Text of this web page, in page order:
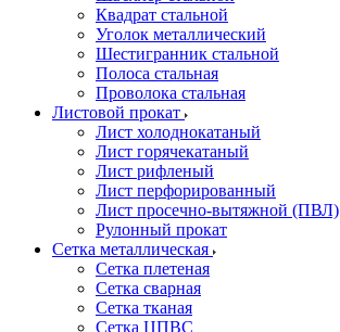
Квадрат стальной
Уголок металлический
Шестигранник стальной
Полоса стальная
Проволока стальная
Листовой прокат
Лист холоднокатаный
Лист горячекатаный
Лист рифленый
Лист перфорированный
Лист просечно-вытяжной (ПВЛ)
Рулонный прокат
Сетка металлическая
Сетка плетеная
Сетка сварная
Сетка тканая
Сетка ЦПВС